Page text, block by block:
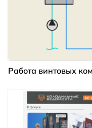
Работа винтовых